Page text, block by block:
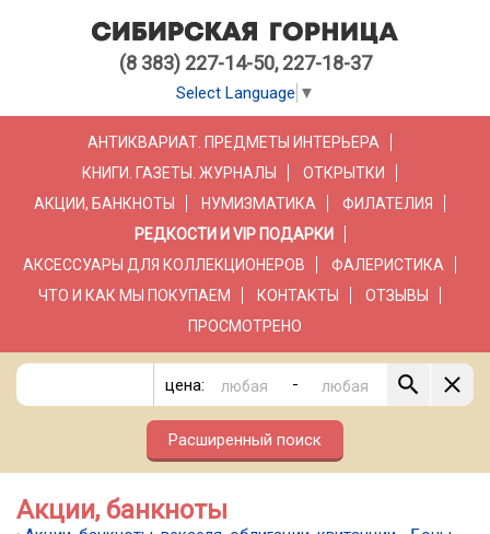
(8 383) 227-14-50, 227-18-37
Select Language ▼
АНТИКВАРИАТ. ПРЕДМЕТЫ ИНТЕРЬЕРА
КНИГИ. ГАЗЕТЫ. ЖУРНАЛЫ
ОТКРЫТКИ
АКЦИИ, БАНКНОТЫ
НУМИЗМАТИКА
ФИЛАТЕЛИЯ
РЕДКОСТИ И VIP ПОДАРКИ
АКСЕССУАРЫ ДЛЯ КОЛЛЕКЦИОНЕРОВ
ФАЛЕРИСТИКА
ЧТО И КАК МЫ ПОКУПАЕМ
КОНТАКТЫ
ОТЗЫВЫ
ПРОСМОТРЕНО
цена: -
Расширенный поиск
Акции, банкноты